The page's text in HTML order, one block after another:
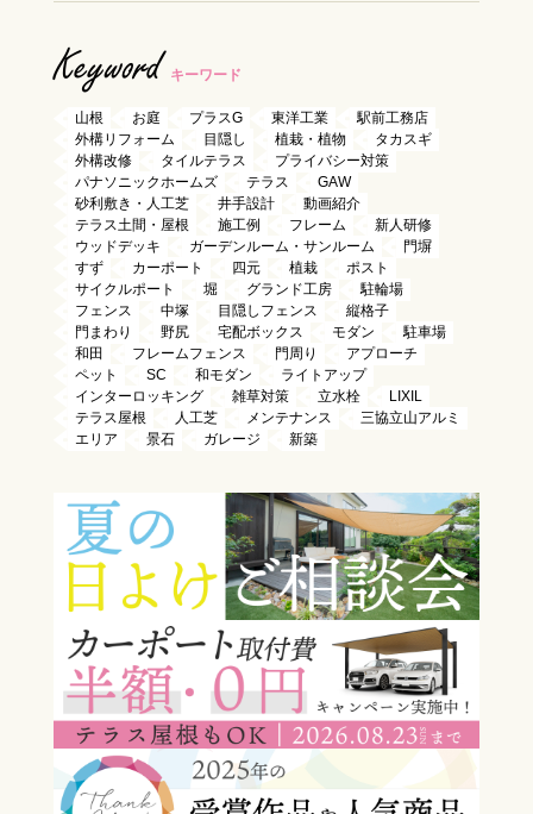
Keyword キーワード
山根 お庭 プラスG 東洋工業
駅前工務店
外構リフォーム
目隠し 植栽・植物
タカスギ
外構改修
タイルテラス
プライバシー対策
パナソニックホームズ
テラス
GAW
砂利敷き・人工芝
井手設計
動画紹介
テラス土間・屋根
施工例 フレーム
新人研修
ウッドデッキ
ガーデンルーム・サンルーム
門塀
すず
カーポート 四元 植栽
ポスト
サイクルポート
堀 グランド工房
駐輪場
フェンス
中塚 目隠しフェンス
縦格子
門まわり
野尻 宅配ボックス モダン
駐車場
和田
フレームフェンス 門周り
アプローチ
ペット
SC 和モダン
ライトアップ
インターロッキング
雑草対策 立水栓
LIXIL
テラス屋根
人工芝 メンテナンス
三協立山アルミ
エリア
景石 ガレージ 新築